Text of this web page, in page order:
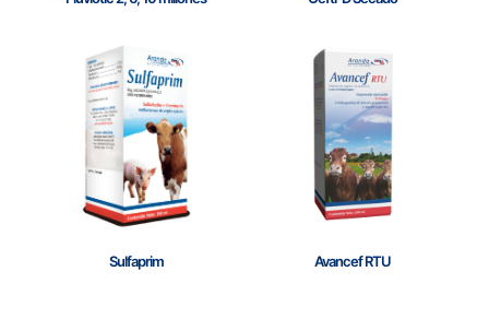
Sulfaprim Avancef RTU